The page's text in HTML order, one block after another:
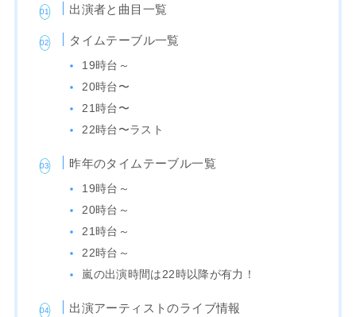
出演者と曲目一覧
タイムテーブル一覧
19時台～
20時台〜
21時台〜
22時台〜ラスト
昨年のタイムテーブル一覧
19時台～
20時台～
21時台～
22時台～
嵐の出演時間は22時以降が有力！
出演アーティストのライブ情報